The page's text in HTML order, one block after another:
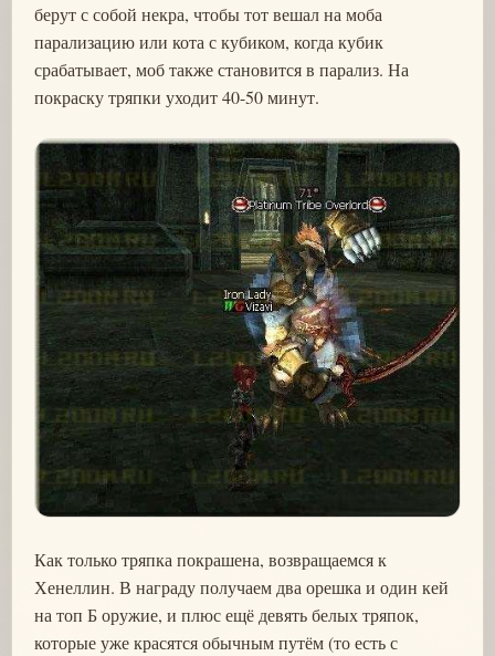
берут с собой некра, чтобы тот вешал на моба
парализацию или кота с кубиком, когда кубик
срабатывает, моб также становится в парализ. На
покраску тряпки уходит 40-50 минут.
Как только тряпка покрашена, возвращаемся к
Хенеллин. В награду получаем два орешка и один кей
на топ Б оружие, и плюс ещё девять белых тряпок,
которые уже красятся обычным путём (то есть с